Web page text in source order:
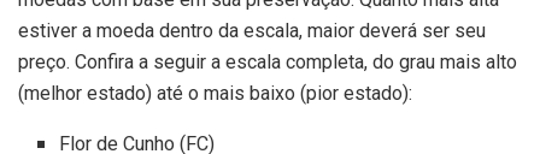
estiver a moeda dentro da escala, maior deverá ser seu
preço. Confira a seguir a escala completa, do grau mais alto
(melhor estado) até o mais baixo (pior estado):
Flor de Cunho (FC)